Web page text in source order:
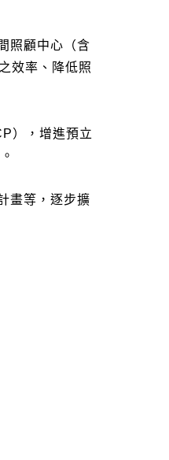
照顧中心（含
效率、降低照
），增進預立
。
畫等，逐步擴